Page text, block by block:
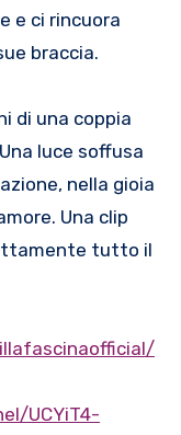
e ci rincuora
braccia.
di una coppia
luce soffusa
nella gioia
Una clip
tutto il
UCYiT4-